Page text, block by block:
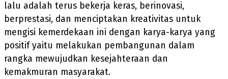
lalu adalah terus bekerja keras, berinovasi,
berprestasi, dan menciptakan kreativitas untuk
mengisi kemerdekaan ini dengan karya-karya yang
positif yaitu melakukan pembangunan dalam
rangka mewujudkan kesejahteraan dan
kemakmuran masyarakat.